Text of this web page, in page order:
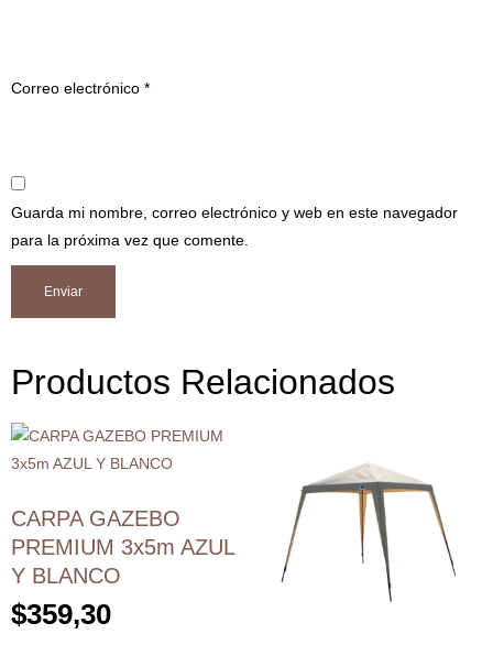
Correo electrónico *
Guarda mi nombre, correo electrónico y web en este navegador
para la próxima vez que comente.
Productos Relacionados
CARPA GAZEBO
PREMIUM 3x5m AZUL
Y BLANCO
$359,30